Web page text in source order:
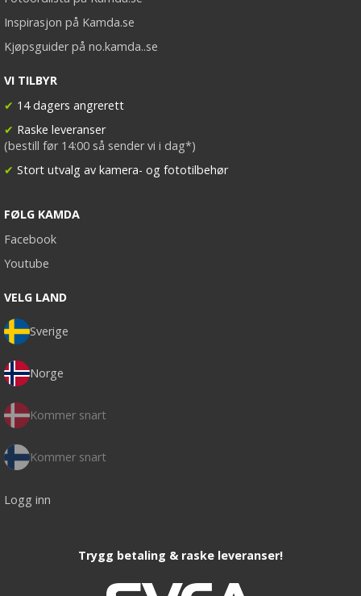
Inspirasjon på Kamda.se
Kjøpsguider på no.kamda..se
VI TILBYR
✔ 14 dagers angrerett
✔ Raske leveranser
(bestill før 14:00 så sender vi i dag*)
✔ Stort utvalg av kamera- og fototilbehør
FØLG KAMDA
Facebook
Youtube
VELG LAND
Sverige
Norge
Kommer snart
Kommer snart
Logg inn
Trygg betaling & raske leveranser!